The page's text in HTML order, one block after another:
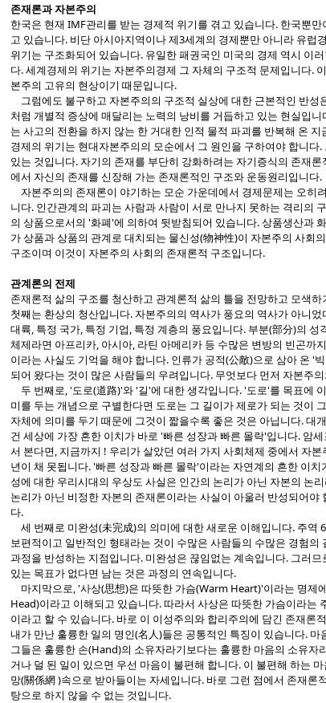
존재론과 자본주의
한국은 현재 IMF관리를 받는 경제적 위기를 겪고 있습니다. 한국뿐
고 있습니다. 비단 아시아지역이나 제3세계의 경제뿐만 아니라 유럽
위기는 구조화되어 있습니다. 유일한 패권국인 미국의 경제 역시 이
다. 세계경제의 위기는 자본주의경제 그 자체의 구조적 문제입니다.
본주의 고유의 현상이기 때문입니다.
그럼에도 불구하고 자본주의의 구조적 실상에 대한 근본적인 반
처럼 개별적 증상에 매달리는 노력의 낭비를 거듭하고 있는 현실입
는 사고의 전환을 하지 않는 한 거대한 인적 물적 파괴를 반복해 온
경제의 위기는 현대자본주의의 모순에서 그 원인을 구하여야 합니
있는 것입니다. 자기의 존재를 부단히 강화하려는 자기증식의 존재
에서 자신의 존재를 신장해 가는 존재론적인 구조와 운동원리입니다.
자본주의의 존재론이 야기하는 모순 가운데에서 경제문제는 오히
니다. 인간관계의 파괴는 사람과 사람이 서로 만나지 못하는 격리의
의 상품으로서의 '화폐'에 의하여 뒷받침되어 있습니다. 상품생산과
가 상품과 상품의 관계로 대치되는 물신성(物神性)이 자본주의 사회
구조이며 이것이 자본주의 사회의 존재론적 구조입니다.
관계론의 전제
존재론적 삶의 구조를 청산하고 관계론적 삶의 틀을 전망하고 모색
첫째는 환상의 청산입니다. 자본주의의 역사가 풍요의 역사가 아니
대륙, 특정 국가, 특정 기업, 특정 계층의 풍요입니다. 부분(部分)의
체제라면 아프리카, 아시아, 라틴 아메리카 등 수많은 변방의 빈곤까
이라는 사실도 기억을 해야 합니다. 인류가 공적(公敵)으로 삼아 온 '
되어 왔다는 것이 많은 사람들의 우려입니다. 무엇보다 먼저 자본주
두 번째로, '도로(道路)'와 '길'에 대한 생각입니다. '도로'를 목표에
미를 두는 개념으로 구별한다면 도로는 그 길이가 제로가 되는 것이
자체에 의미를 두기 때문에 그것이 짧을수록 좋은 것은 아닙니다. 대
건 세상에 가장 흔한 이치가 바로 '빠른 성장과 빠른 몰락'입니다. 암
서 본다면, 지금까지 ! 우리가 살았던 여러 가지 사회체제 중에서 자
년이 채 못됩니다. '빠른 성장과 빠른 몰락'이라는 자연계의 흔한 이
성에 대한 우리시대의 우상도 사실은 인간의 논리가 아닌 자본의 논
논리가 아닌 비정한 자본의 존재론이라는 사실이 아울러 반성되어
다.
세 번째로 미완성(未完成)의 의미에 대한 새로운 이해입니다. 주역
보편적이고 일반적인 형태라는 것이 수많은 사람들의 수많은 경험
과정을 반성하는 지점입니다. 미완성은 끊임없는 계속입니다. 그러
있는 목표가 없다면 남는 것은 과정의 연속입니다.
마지막으로, '사상(思想)은 따뜻한 가슴(Warm Heart)'이라는 명제
Head)이라고 이해되고 있습니다. 따라서 사상은 따뜻한 가슴이라
이라고 할 수 있습니다. 바로 이 이성주의와 합리주의에 담긴 존재론
내가 만난 훌륭한 일의 명인(名人)들은 공통적인 특징이 있습니다.
그들은 훌륭한 손(Hand)의 소유자라기보다는 훌륭한 마음의 소유
거나 덜 된 일이 있으면 우선 마음이 불편해 합니다. 이 불편해 하는
망(關係網 )속으로 받아들이는 자세입니다. 바로 그런 점에서 존재
탕으로 하지 않을 수 없는 것입니다.